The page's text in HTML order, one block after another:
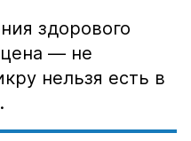
здорового
— не
нельзя есть в